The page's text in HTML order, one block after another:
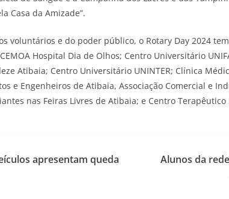
Casa da Amizade”.
voluntários e do poder público, o Rotary Day 2024
Hospital Dia de Olhos; Centro Universitário
Atibaia; Centro Universitário UNINTER; Clínica
e Engenheiros de Atibaia, Associação Comercial e
nas Feiras Livres de Atibaia; e Centro Terapêutico
apresentam queda
Alunos da